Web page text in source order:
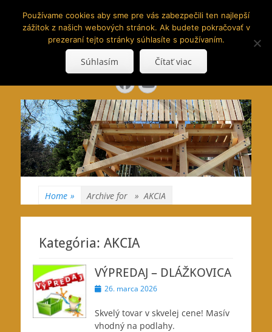
www.hranoly.sk
…kus prírody priamo k Vám
Search
Facebook
YouTube
Home » Archive for » AKCIA
Kategória: AKCIA
VÝPREDAJ – DLÁŽKOVICA
Posted26. marca 2026
Skvelý tovar v skvelej cene! Masív
vhodný na podlahy.
Používame cookies aby sme pre vás zabezpečili ten najlepší
zážitok z našich webových stránok. Ak budete pokračovať v
prezeraní tejto stránky súhlasíte s používaním.
Súhlasím Čítať viac